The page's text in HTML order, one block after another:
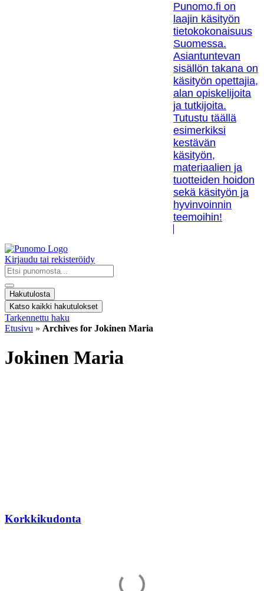
Punomo.fi on
laajin käsityön
tietokokonaisuus
Suomessa.
Asiantuntevan
sisällön takana on
käsityön opettajia,
alan opiskelijoita
ja tutkijoita.
Tutustu täällä
esimerkiksi
kestävän
käsityön,
materiaalien ja
tuotteiden hoidon
sekä käsityön ja
hyvinvoinnin
teemoihin!
Kirjaudu tai rekisteröidy
Search
...
Hakutulosta
Katso kaikki hakutulokset
Tarkennettu haku
Etusivu » Archives for Jokinen Maria
Jokinen Maria
Korkkikudonta